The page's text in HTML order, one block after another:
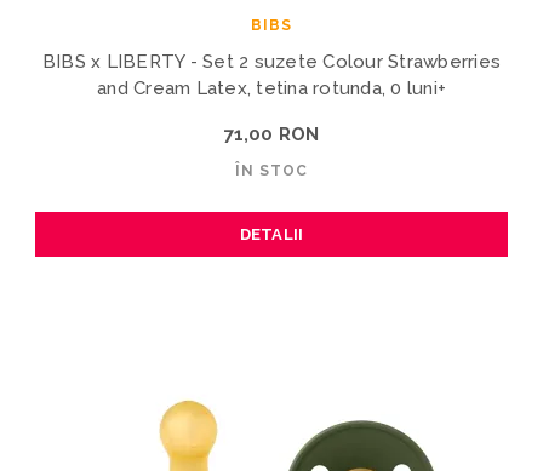
BIBS
BIBS x LIBERTY - Set 2 suzete Colour Strawberries
and Cream Latex, tetina rotunda, 0 luni+
71,00 RON
ÎN STOC
DETALII